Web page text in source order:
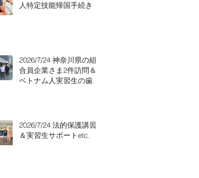
人特定技能帰国手続き！
2026/7/24 神奈川県の組
合員企業さま2件訪問＆
ベトナム人実習生の歯科
2026/7/24 法的保護講習
＆実習生サポートetc.